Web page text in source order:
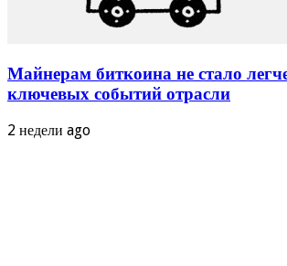
Майнерам биткоина не стало
ключевых событий отрасли
2 недели ago